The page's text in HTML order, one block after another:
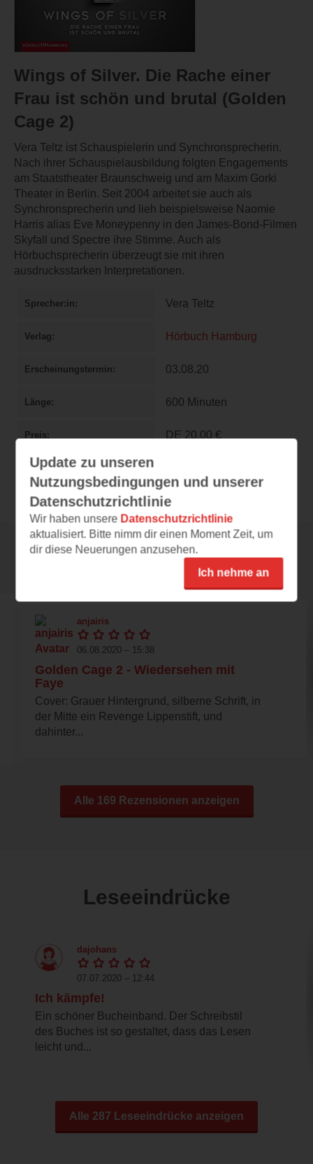
Wings of Silver. Die Rache einer
Frau ist schön und brutal (Golden
Cage 2)
Vera Teltz ist Schauspielerin und Synchronsprecherin.
Nach ihrer Schauspielausbildung folgten Engagements
am Staatstheater Braunschweig und am Maxim Gorki
Theater in Berlin. Seit 2004 arbeitet sie auch als
Synchronsprecherin und lieh beispielsweise Naomie
Harris alias Eve Moneypenny in den James-Bond-Filmen
Skyfall und Spectre ihre Stimme. Auch als
Hörbuchsprecherin überzeugt sie mit ihren
ausdrucksstarken Interpretationen.
Sprecher:in Vera Teltz
Verlag Hörbuch Hamburg
Erscheinungstermin 03.08.20
Länge 600 Minuten
Preis DE20,00 €
ISBN
Rezensionen
anjairis
06.08.2020 – 15:38
Golden Cage 2 - Wiedersehen mit
Faye
Cover: Grauer Hintergrund, silberne Schrift, in
der Mitte ein Revenge Lippenstift, und
dahinter...
Alle 169 Rezensionen anzeigen
Leseeindrücke
dajohans
07.07.2020 – 12:44
Ich kämpfe!
Ein schöner Bucheinband. Der Schreibstil
des Buches ist so gestaltet, dass das Lesen
leicht und...
Alle 287 Leseeindrücke anzeigen
Update zu unseren
Nutzungsbedingungen und unserer
Datenschutzrichtlinie
Wir haben unsere Datenschutzrichtlinie
aktualisiert. Bitte nimm dir einen Moment Zeit, um
dir diese Neuerungen anzusehen.
Ich nehme an